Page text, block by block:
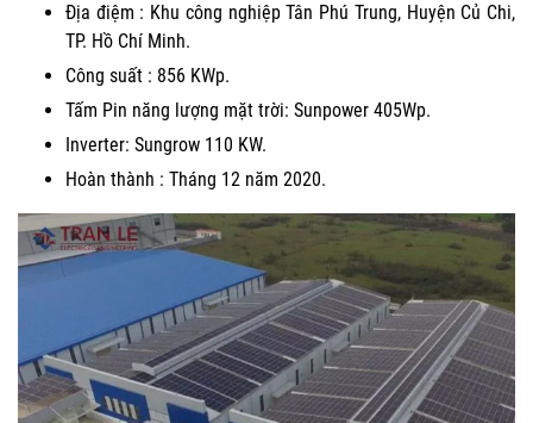
Địa điệm : Khu công nghiệp Tân Phú Trung, Huyện Củ Chi,
TP. Hồ Chí Minh.
Công suất : 856 KWp.
Tấm Pin năng lượng mặt trời: Sunpower 405Wp.
Inverter: Sungrow 110 KW.
Hoàn thành : Tháng 12 năm 2020.